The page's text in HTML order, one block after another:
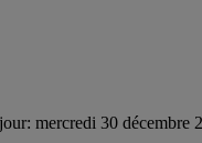
mercredi 30 décembre